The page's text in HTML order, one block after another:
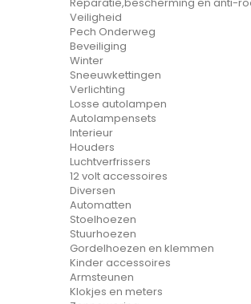
Veiligheid
Pech Onderweg
Beveiliging
Winter
Sneeuwkettingen
Verlichting
Losse autolampen
Autolampensets
Interieur
Houders
Luchtverfrissers
12 volt accessoires
Diversen
Automatten
Stoelhoezen
Stuurhoezen
Gordelhoezen en klemmen
Kinder accessoires
Armsteunen
Klokjes en meters